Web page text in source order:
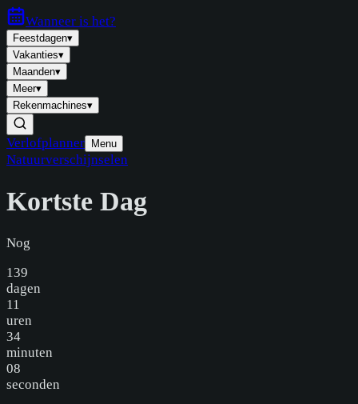
Wanneer is het?
Feestdagen▾
Vakanties▾
Maanden▾
Meer▾
Rekenmachines▾
Verlofplanner Menu
Natuurverschijnselen
Kortste Dag
Nog
139
dagen
11
uren
34
minuten
08
seconden